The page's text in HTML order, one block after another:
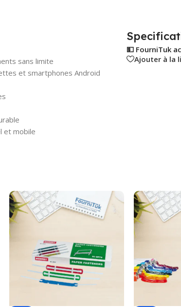
sans limite
et smartphones Android
et mobile
💵 FourniTuk
Ajouter à la